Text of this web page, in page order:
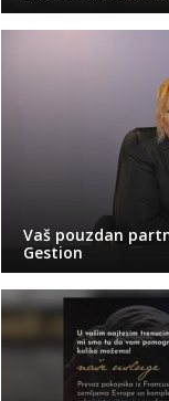
Vaš pouzdan
Gestion